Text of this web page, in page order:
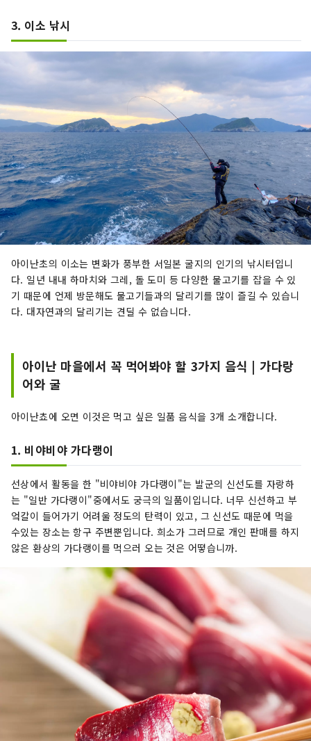
3. 이소 낚시
아이난초의 이소는 변화가 풍부한 서일본 굴지의 인기의 낚시터입니
다. 일년 내내 하마치와 그레, 돌 도미 등 다양한 물고기를 잡을 수 있
기 때문에 언제 방문해도 물고기들과의 달리기를 많이 즐길 수 있습니
다. 대자연과의 달리기는 견딜 수 없습니다.
아이난 마을에서 꼭 먹어봐야 할 3가지 음식 | 가다랑
어와 굴
아이난쵸에 오면 이것은 먹고 싶은 일품 음식을 3개 소개합니다.
1. 비야비야 가다랭이
선상에서 활동을 한 "비야비야 가다랭이"는 발군의 신선도를 자랑하
는 "일반 가다랭이"중에서도 궁극의 일품이입니다. 너무 신선하고 부
엌칼이 들어가기 어려울 정도의 탄력이 있고, 그 신선도 때문에 먹을
수있는 장소는 항구 주변뿐입니다. 희소가 그러므로 개인 판매를 하지
않은 환상의 가다랭이를 먹으러 오는 것은 어떻습니까.